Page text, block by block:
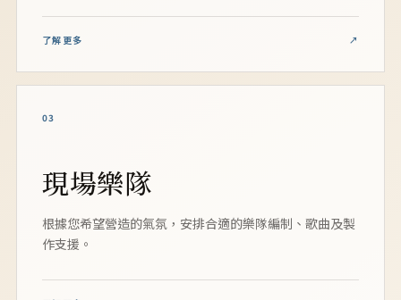
了解更多 ↗
03
現場樂隊
根據您希望營造的氣氛，安排合適的樂隊編制、歌曲及製
作支援。